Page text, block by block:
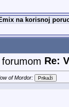
na korisnoj
Re:
of Mordor: